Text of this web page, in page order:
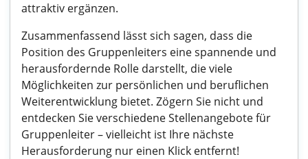
attraktiv ergänzen.
Zusammenfassend lässt sich sagen, dass die
Position des Gruppenleiters eine spannende und
herausfordernde Rolle darstellt, die viele
Möglichkeiten zur persönlichen und beruflichen
Weiterentwicklung bietet. Zögern Sie nicht und
entdecken Sie verschiedene Stellenangebote für
Gruppenleiter – vielleicht ist Ihre nächste
Herausforderung nur einen Klick entfernt!